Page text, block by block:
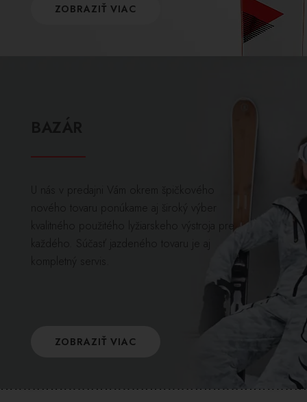
ZOBRAZIŤ VIAC
U nás v predajni Vám okrem špičkového
nového tovaru ponúkame aj široký výber
kvalitného použitého lyžiarskeho výstroja pre
každého. Súčasť jazdeného tovaru je aj
kompletný servis.
ZOBRAZIŤ VIAC